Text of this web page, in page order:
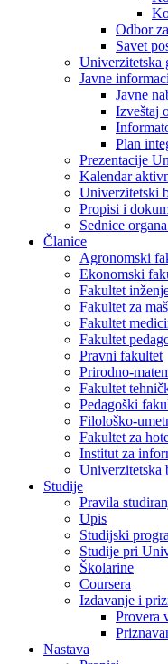
Odbor
Savet
Univerzitetska
Javne
Javne
Izveštaj
Plan
Prezentacije
Kalendar
Univerzitetski
Propisi i
Sednice
Članice
Agronomski
Ekonomski
Fakultet
Fakultet za
Fakultet
Fakultet
Pravni fakultet
Prirodno-
Fakultet
Pedagoški
Filološko-
Fakultet za
Institut za
Univerzitetska
Studije
Pravila
Upis
Studijski
Studije pri
Školarine
Coursera
Izdavanje i
Provera
Nastava